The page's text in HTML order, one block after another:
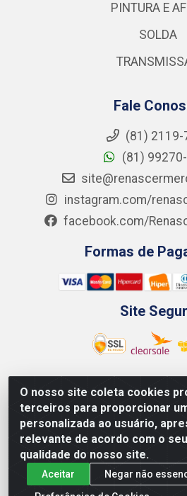
O nosso site coleta cookies
terceiros para proporcionar
personalizada ao usuário,
relevante de acordo com o
qualidade do nosso site.
Aceitar
Negar não
PINTURA E
SOLDA
Fale
(81) 2119-
(81)
instagram.com/
facebook.com/
Formas de
Site
Renascer Distribuidora - Rua
Afogados - Recife / PE - CEP
07.264.693/